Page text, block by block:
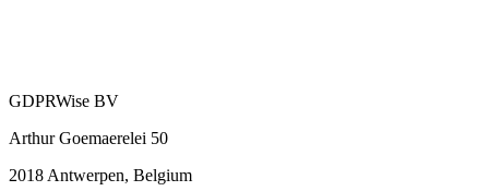
GDPRWise BV
Arthur Goemaerelei 50
2018 Antwerpen, Belgium